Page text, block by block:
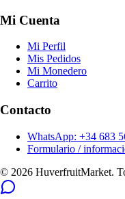
Mi Cuenta
Mi Perfil
Mis Pedidos
Mi Monedero
Carrito
Contacto
WhatsApp: +34 683
Formulario /
© 2026 HuverfruitMarket.